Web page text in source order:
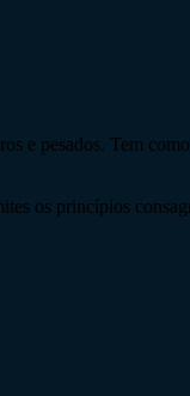
e pesados. Tem
os princípios